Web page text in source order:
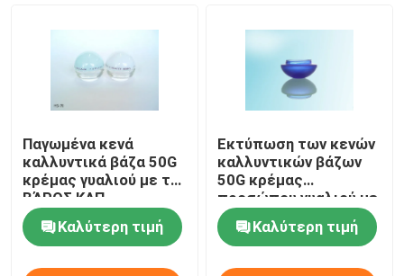
Παγωμένα κενά
καλλυντικά βάζα 50G
κρέμας γυαλιού με το
ΒΆΡΟΣ ΚΑΠ
Καλύτερη τιμή
Εκτύπωση των κενών
καλλυντικών βάζων
50G κρέμας
προσώπου γυαλιού με
το ΒΆΡΟΣ ΚΑΠ
Καλύτερη τιμή